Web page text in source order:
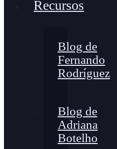
Recursos
Blog de
Fernando
Rodríguez
Blog de
Adriana
Botelho